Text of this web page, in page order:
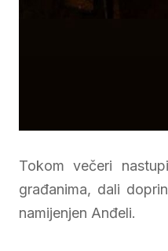
Tokom večeri
građanima, dali
namijenjen Anđeli.